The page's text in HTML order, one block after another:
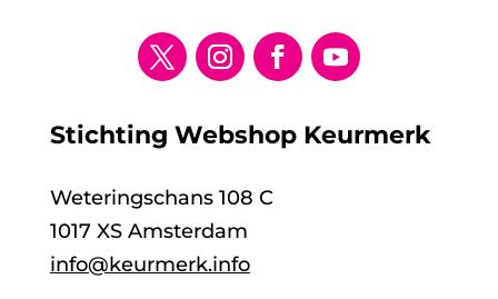
Stichting Webshop Keurmerk
Weteringschans 108 C
1017 XS Amsterdam
info@keurmerk.info